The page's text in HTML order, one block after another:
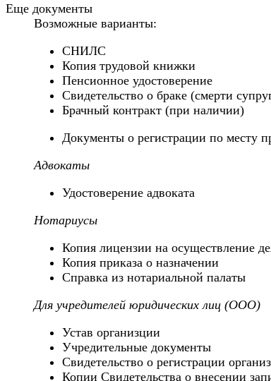
Еще документы
Возможные варианты:
СНИЛС
Копия трудовой книжки
Пенсионное удостоверение
Свидетельство о браке (смерти
Брачный контракт (при наличии)
Документы о регистрации по месту
Адвокаты
Удостоверение адвоката
Нотариусы
Копия лицензии на осуществление
Копия приказа о назначении
Справка из нотариальной палаты
Для учредителей юридических лиц (ООО)
Устав организции
Учредительные документы
Свидетельство о регистрации
Копии Свидетельства о внесении